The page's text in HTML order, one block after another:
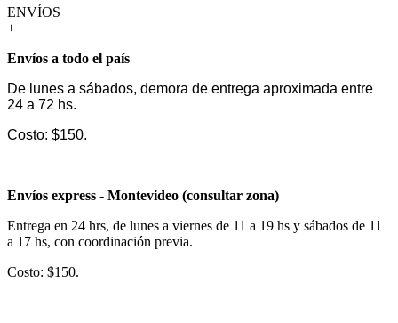
ENVÍOS
+
Envíos a todo el país
De lunes a sábados, demora de entrega aproximada entre
24 a 72 hs.
Costo: $150.
Envíos express - Montevideo (consultar zona)
Entrega en 24 hrs, de lunes a viernes de 11 a 19 hs y sábados de 11
a 17 hs, con coordinación previa.
Costo: $150.